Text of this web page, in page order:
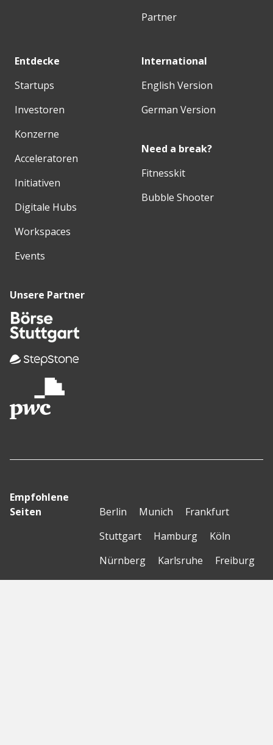
Partner
Entdecke
Startups
Investoren
Konzerne
Acceleratoren
Initiativen
Digitale Hubs
Workspaces
Events
International
English Version
German Version
Need a break?
Fitnesskit
Bubble Shooter
Unsere Partner
Empfohlene
Seiten
Berlin Munich
Frankfurt
Stuttgart
Hamburg
Köln
Nürnberg
Karlsruhe Freiburg